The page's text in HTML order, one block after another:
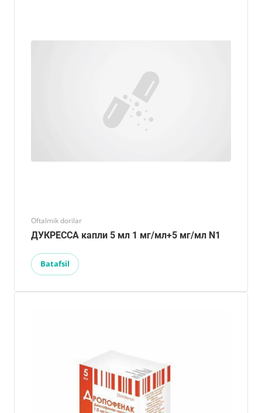
Oftalmik dorilar
ДУКРЕССА капли 5 мл 1 мг/мл+5 мг/мл N1
Batafsil